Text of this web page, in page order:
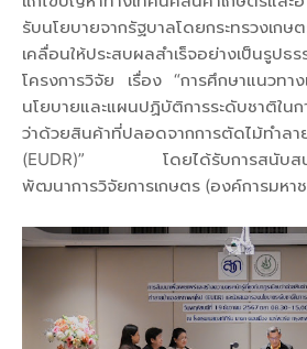
รับนโยบายจากรัฐบาลโดยกระทรวงเก
เคลื่อนให้ประสบผลสำเร็จอย่างเป็
โครงการวิจัย เรื่อง “การศึกษาแนวทา
นโยบายและแผนปฏิบัติการระดับชาติใน
ว่าด้วยสินค้าที่ปลอดจากการตัดไม้ทำล
(EUDR)” โดยได้รับการสนับสนุน
พัฒนาการวิจัยการเกษตร (องค์การมหา